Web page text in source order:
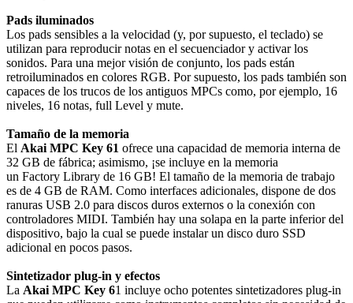
Pads iluminados
Los pads sensibles a la velocidad (y, por supuesto, el teclado) se
utilizan para reproducir notas en el secuenciador y activar los
sonidos. Para una mejor visión de conjunto, los pads están
retroiluminados en colores RGB. Por supuesto, los pads también son
capaces de los trucos de los antiguos MPCs como, por ejemplo, 16
niveles, 16 notas, full Level y mute.
Tamaño de la memoria
El Akai MPC Key 61 ofrece una capacidad de memoria interna de
32 GB de fábrica; asimismo, ¡se incluye en la memoria
un Factory Library de 16 GB! El tamaño de la memoria de trabajo
es de 4 GB de RAM. Como interfaces adicionales, dispone de dos
ranuras USB 2.0 para discos duros externos o la conexión con
controladores MIDI. También hay una solapa en la parte inferior del
dispositivo, bajo la cual se puede instalar un disco duro SSD
adicional en pocos pasos.
Sintetizador plug-in y efectos
La Akai MPC Key 61 incluye ocho potentes sintetizadores plug-in